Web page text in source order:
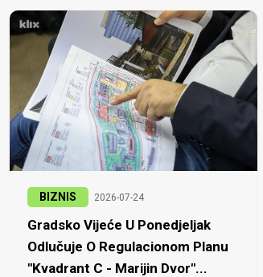
BIZNIS 2026-07-24
Gradsko Vijeće U Ponedjeljak
Odlučuje O Regulacionom Planu
"Kvadrant C - Marijin Dvor"...